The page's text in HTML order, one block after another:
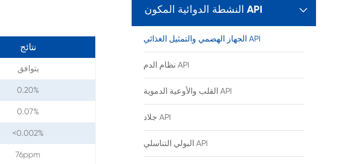
نتائج
يتوافق
0.20%
0.07%
<0.002%
76ppm
النشطة الدوائية المكون API 
الجهاز الهضمي والتمثيل الغذائي API
نظام الدم API
القلب والأوعية الدموية API
جلاد API
البولي التناسلي API